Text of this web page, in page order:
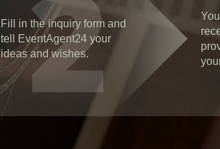
2
Fill in the inquiry form and
tell EventAgent24 your
ideas and wishes.